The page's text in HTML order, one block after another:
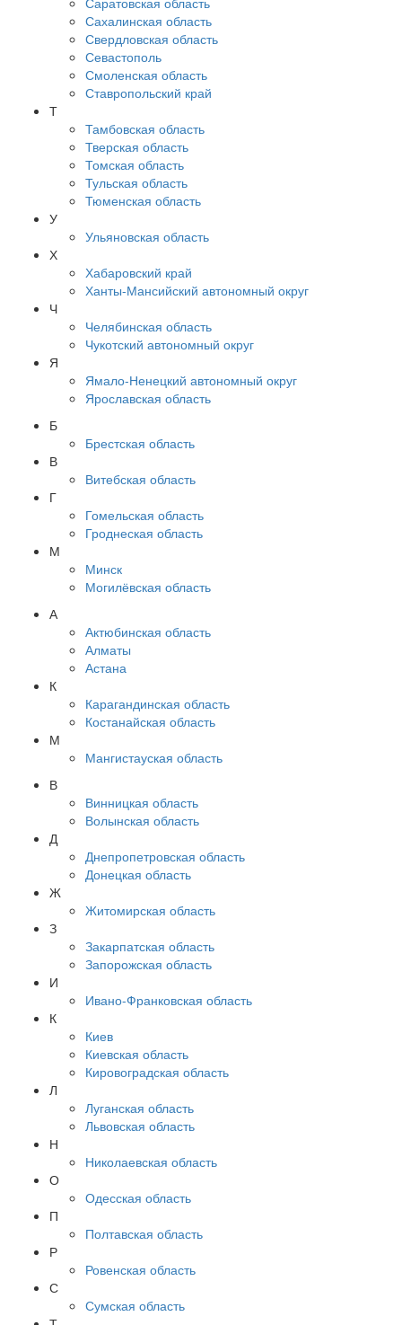
Сахалинская область
Свердловская область
Севастополь
Смоленская область
Ставропольский край
Т
Тамбовская область
Тверская область
Томская область
Тульская область
Тюменская область
У
Ульяновская область
Х
Хабаровский край
Ханты-Мансийский автономный округ
Ч
Челябинская область
Чукотский автономный округ
Я
Ямало-Ненецкий автономный округ
Ярославская область
Б
Брестская область
В
Витебская область
Г
Гомельская область
Гроднеская область
М
Минск
Могилёвская область
А
Актюбинская область
Алматы
Астана
К
Карагандинская область
Костанайская область
М
Мангистауская область
В
Винницкая область
Волынская область
Д
Днепропетровская область
Донецкая область
Ж
Житомирская область
З
Закарпатская область
Запорожская область
И
Ивано-Франковская область
К
Киев
Киевская область
Кировоградская область
Л
Луганская область
Львовская область
Н
Николаевская область
О
Одесская область
П
Полтавская область
Р
Ровенская область
С
Сумская область